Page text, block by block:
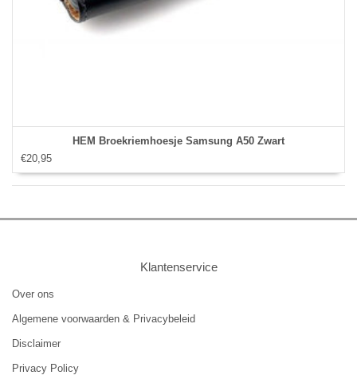
HEM Broekriemhoesje Samsung A50 Zwart
€20,95
Klantenservice
Over ons
Algemene voorwaarden & Privacybeleid
Disclaimer
Privacy Policy